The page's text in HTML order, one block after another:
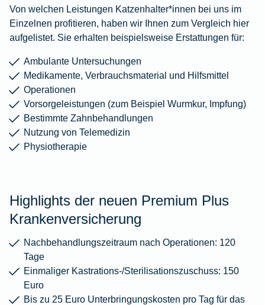
Von welchen Leistungen Katzenhalter*innen bei uns im
Einzelnen profitieren, haben wir Ihnen zum Vergleich hier
aufgelistet. Sie erhalten beispielsweise Erstattungen für:
Ambulante Untersuchungen
Medikamente, Verbrauchsmaterial und Hilfsmittel
Operationen
Vorsorgeleistungen (zum Beispiel Wurmkur, Impfung)
Bestimmte Zahnbehandlungen
Nutzung von Telemedizin
Physiotherapie
Highlights der neuen Premium Plus
Krankenversicherung
Nachbehandlungszeitraum nach Operationen: 120
Tage
Einmaliger Kastrations-/Sterilisationszuschuss: 150
Euro
Bis zu 25 Euro Unterbringungskosten pro Tag für das